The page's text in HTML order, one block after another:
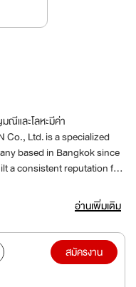
ณีและโลหะมีค่า
based in Bangkok since
a consistent reputation for
clientele. With more
and high-end jewelry
and excellence
we are currently looking
team.
อ่านเพิ่มเติม
สมัครงาน